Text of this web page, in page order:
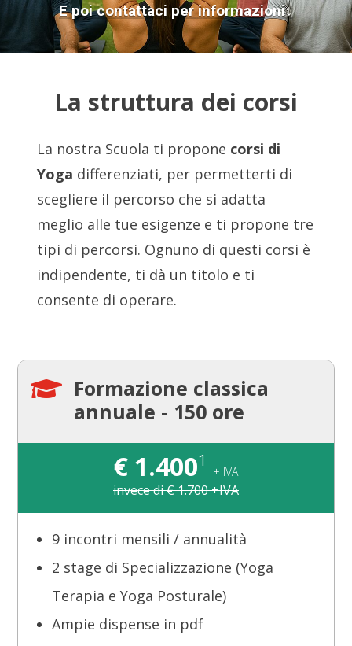
E poi contattaci per informazioni↓
La struttura dei corsi
La nostra Scuola ti propone corsi di
Yoga differenziati, per permetterti di
scegliere il percorso che si adatta
meglio alle tue esigenze e ti propone tre
tipi di percorsi. Ognuno di questi corsi è
indipendente, ti dà un titolo e ti
consente di operare.
 Formazione classica
annuale - 150 ore
€ 1.400¹ + IVA
invece di € 1.700 +IVA
9 incontri mensili / annualità
2 stage di Specializzazione (Yoga
Terapia e Yoga Posturale)
Ampie dispense in pdf